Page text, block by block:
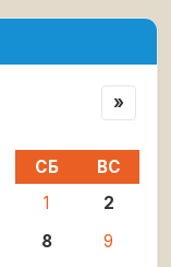
»
СБ
ВС
1
2
8
9